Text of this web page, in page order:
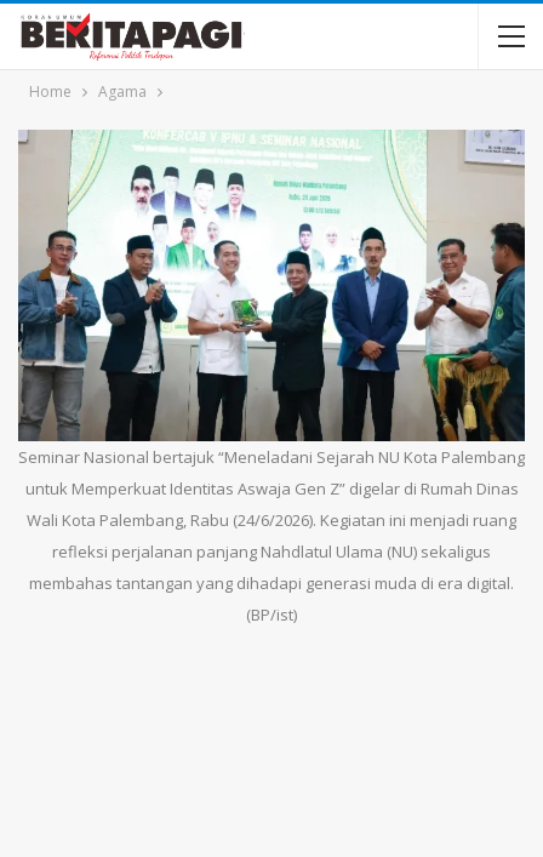
Home Agama
Seminar Nasional bertajuk “Meneladani Sejarah NU Kota Palembang
untuk Memperkuat Identitas Aswaja Gen Z” digelar di Rumah Dinas
Wali Kota Palembang, Rabu (24/6/2026). Kegiatan ini menjadi ruang
refleksi perjalanan panjang Nahdlatul Ulama (NU) sekaligus
membahas tantangan yang dihadapi generasi muda di era digital.
(BP/ist)